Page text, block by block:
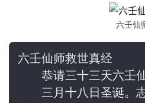
六壬仙
六壬仙师救世真经
恭请三十三天六壬仙
三月十八日圣诞。志